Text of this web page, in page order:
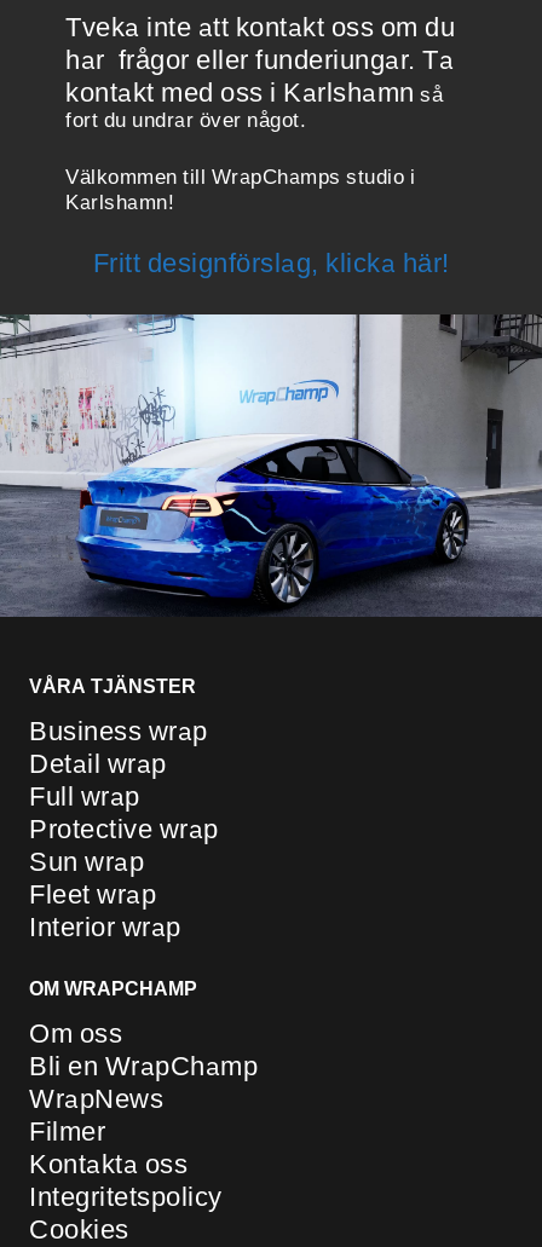
Tveka inte att kontakt oss om du
har frågor eller funderiungar. Ta
kontakt med oss i Karlshamn så
fort du undrar över något.
Välkommen till WrapChamps studio i
Karlshamn!
Fritt designförslag, klicka här!
VÅRA TJÄNSTER
Business wrap
Detail wrap
Full wrap
Protective wrap
Sun wrap
Fleet wrap
Interior wrap
OM WRAPCHAMP
Om oss
Bli en WrapChamp
WrapNews
Filmer
Kontakta oss
Integritetspolicy
Cookies